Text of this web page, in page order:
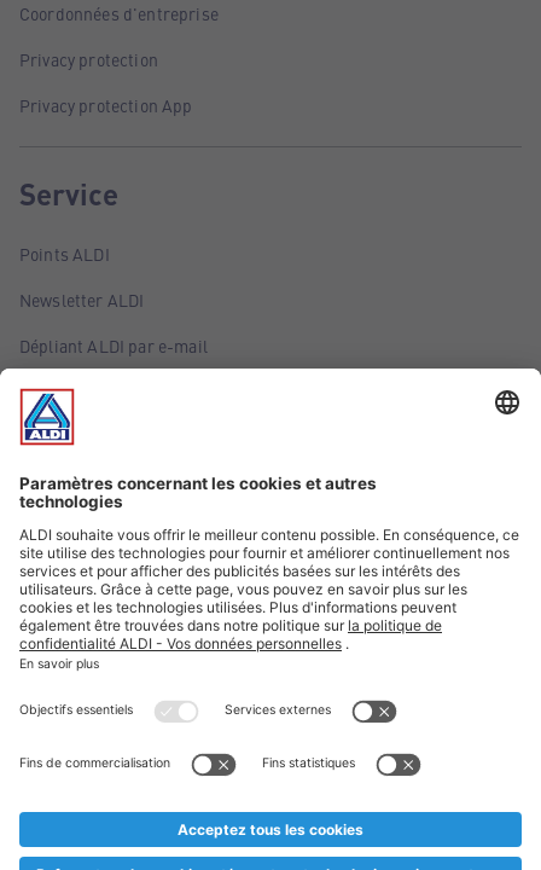
Coordonnées d'entreprise
Privacy protection
Privacy protection App
Service
Points ALDI
Newsletter ALDI
Dépliant ALDI par e-mail
Offres
Infos essentielles
Suivez ALDI Belgique
Textes marqués d'un astérisque et mentions légales
* Nous vendons ces articles temporairement et jusqu'à
au cas où, malgré le planning bien étudié, nous serions
prématurément en rupture de stock. Prix Recupel et TVA incl.
** Sur ce site, l’utilisation de la forme masculine a été adoptée